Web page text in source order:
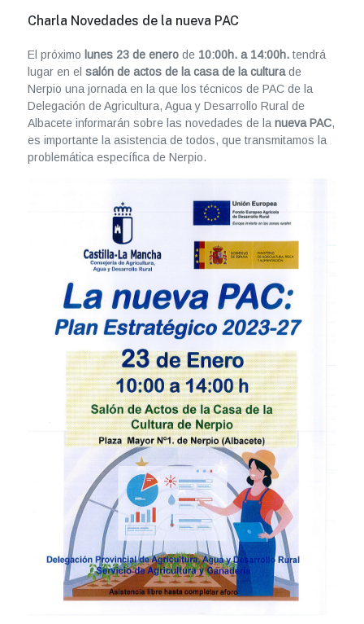
Charla Novedades de la nueva PAC
El próximo lunes 23 de enero de 10:00h. a 14:00h. tendrá
lugar en el salón de actos de la casa de la culturade
Nerpio una jornada en la que los técnicos de PAC de la
Delegación de Agricultura, Agua y Desarrollo Rural de
Albacete informarán sobre las novedades de la nueva PAC,
es importante la asistencia de todos, que transmitamos la
problemática específica de Nerpio.